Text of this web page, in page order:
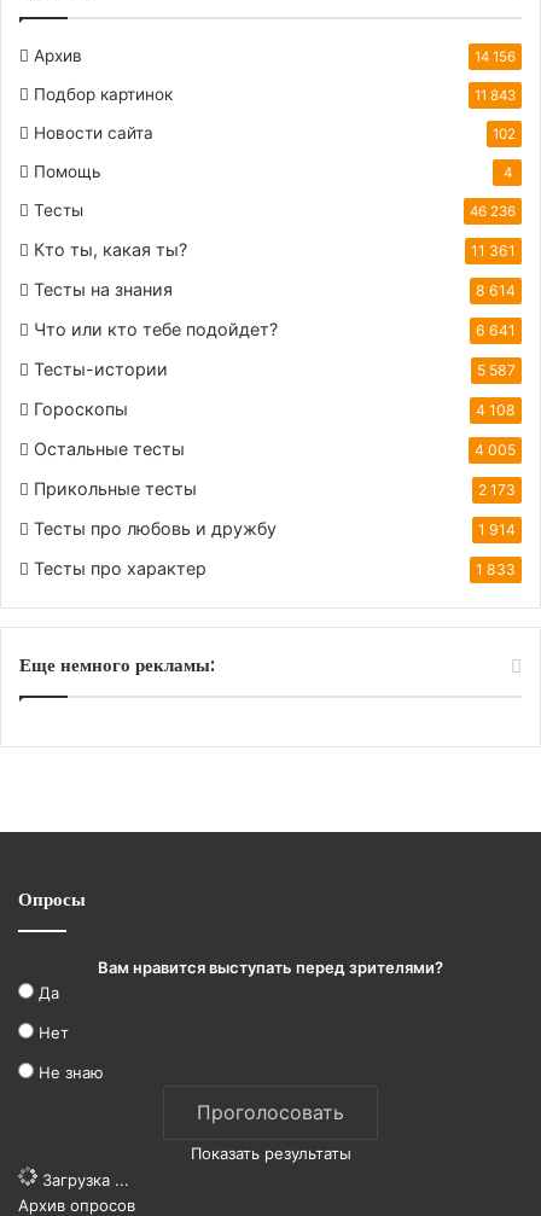
Архив 14 156
Подбор картинок 11 843
Новости сайта 102
Помощь 4
Тесты 46 236
Кто ты, какая ты? 11 361
Тесты на знания 8 614
Что или кто тебе подойдет? 6 641
Тесты-истории 5 587
Гороскопы 4 108
Остальные тесты 4 005
Прикольные тесты 2 173
Тесты про любовь и дружбу 1 914
Тесты про характер 1 833
Еще немного рекламы:
Опросы
Вам нравится выступать перед зрителями?
Да
Нет
Не знаю
Показать результаты
Загрузка ...
Архив опросов